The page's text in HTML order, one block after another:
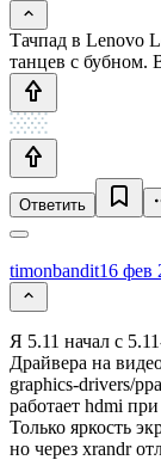
Тачпад в Lenovo
танцев с бубном.
Ответить
timonbandit16 фев
Я 5.11 начал с
Драйвера на
graphics-drivers/
работает hdmi
Только яркость
но через xrandr